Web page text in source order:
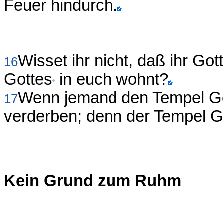
Feuer hindurch.
16Wisset ihr nicht, daß ihr
Gottes in euch wohnt?
17Wenn jemand den Tempel
verderben; denn der Tempel
Kein Grund zum Ruhm